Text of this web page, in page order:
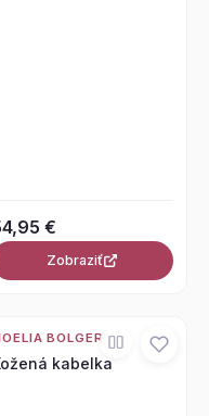
€
Zobraziť
BOLGER
kabelka